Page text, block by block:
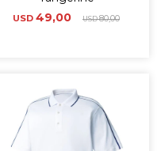
USD 49,00 USD80,00